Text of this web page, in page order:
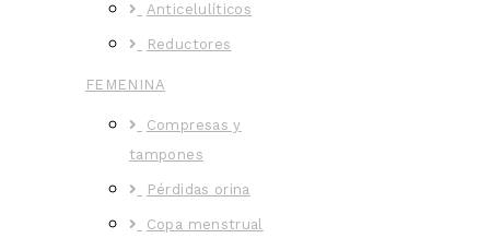
Anticelulíticos
Reductores
FEMENINA
Compresas y
tampones
Pérdidas orina
Copa menstrual